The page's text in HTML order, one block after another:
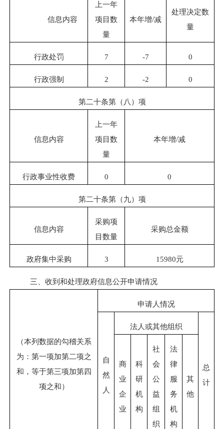
信息内容
上一年
项目数
量
本年增/减
处理决定数
量
行政处罚 7 -7 0
行政强制 2 -2 0
第二十条第（八）项
信息内容
上一年
项目数
量
本年增/减
行政事业性收费 0 0
第二十条第（九）项
信息内容
采购项
目数量
采购总金额
政府集中采购 3 15980元
三、收到和处理政府信息公开申请情况
（本列数据的勾稽关系
为：第一项加第二项之
和，等于第三项加第四
项之和）
申请人情况
自
然
人
法人或其他组织
总
计
商
业
企
业
科
研
机
构
社
会
公
益
组
织
法
律
服
务
机
构
其
他